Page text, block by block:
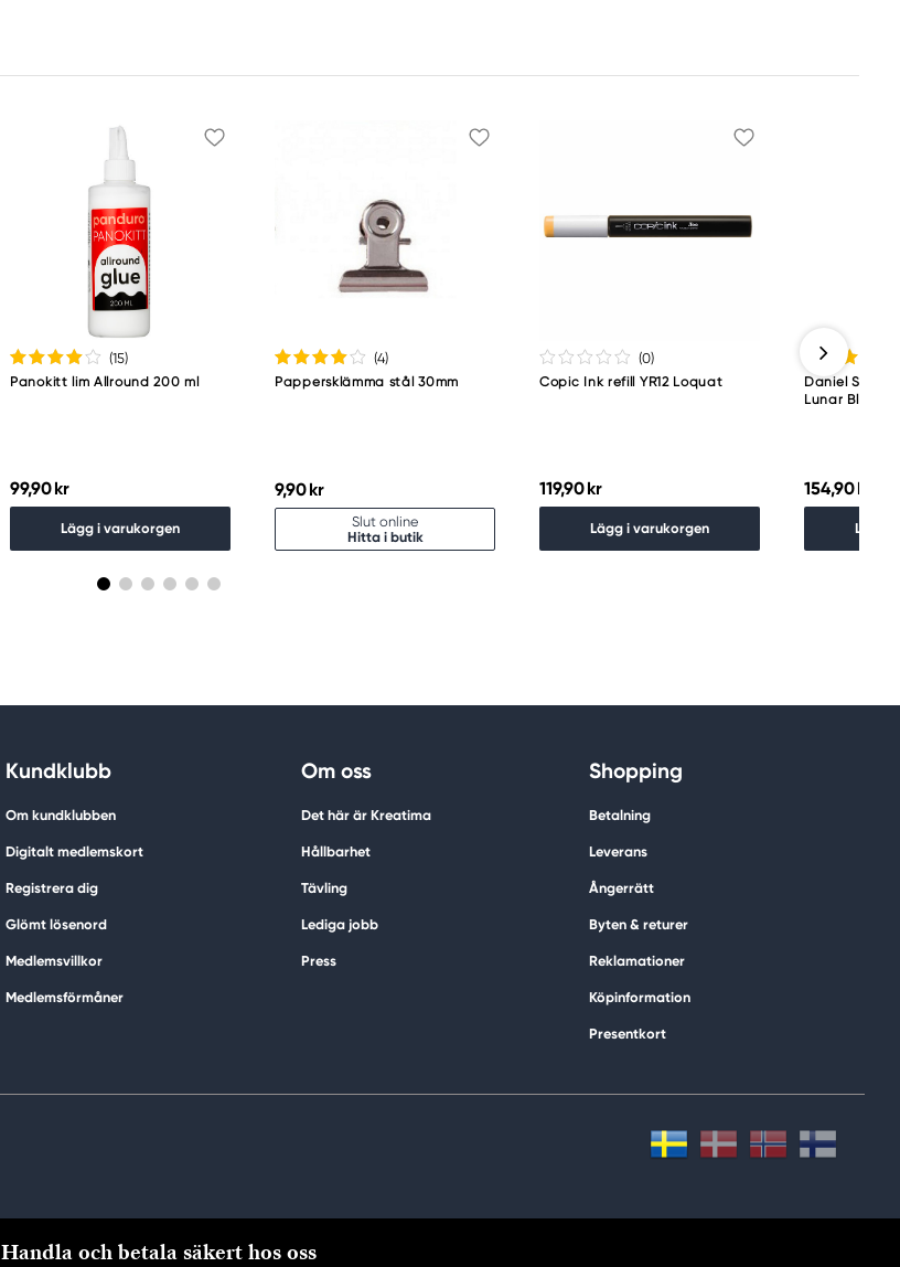
(15)
Panokitt lim Allround 200 ml
99,90 kr
Lägg i varukorgen
(4)
Pappersklämma stål 30mm
9,90 kr
Slut online
Hitta i butik
(0)
Copic Ink refill YR12 Loquat
119,90 kr
Lägg i varukorgen
Daniel Smith
Lunar Black
154,90 kr
Lägg i
Kundklubb
Om kundklubben
Digitalt medlemskort
Registrera dig
Glömt lösenord
Medlemsvillkor
Medlemsförmåner
Om oss
Det här är Kreatima
Hållbarhet
Tävling
Lediga jobb
Press
Shopping
Betalning
Leverans
Ångerrätt
Byten & returer
Reklamationer
Köpinformation
Presentkort
Handla och betala säkert hos oss